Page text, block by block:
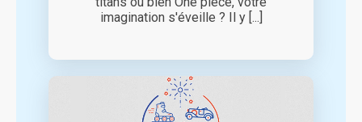
imagination s'éveille ? Il y [...]